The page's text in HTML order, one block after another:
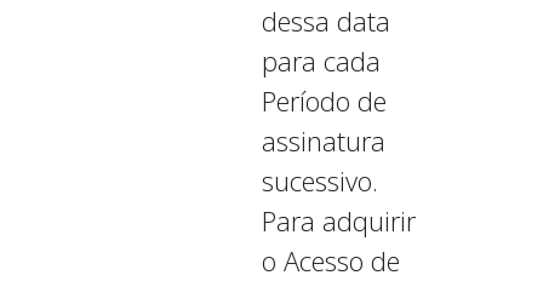
dessa data
para cada
Período de
assinatura
sucessivo.
Para adquirir
o Acesso de